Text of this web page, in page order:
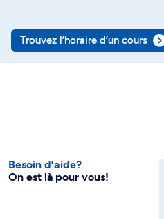
Trouvez l’horaire d’un cours
Besoin d’aide?
On est là pour vous!